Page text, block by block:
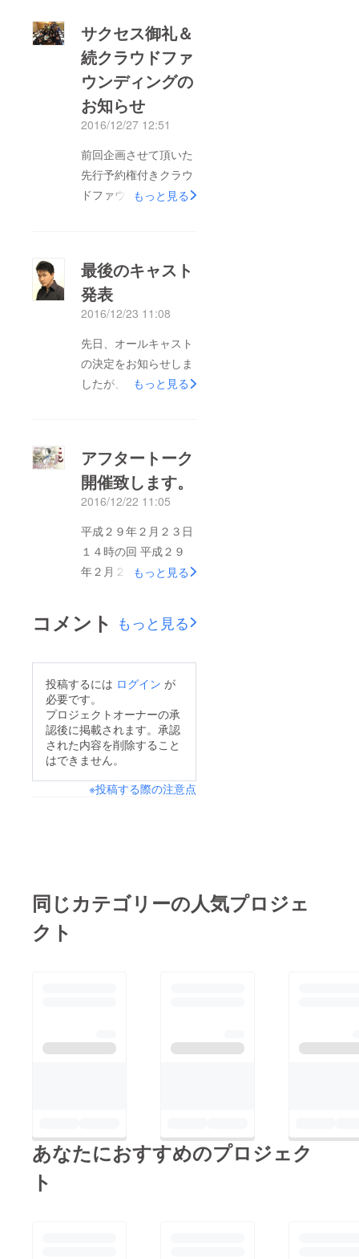
サクセス御礼＆
続クラウドファ
ウンディングの
お知らせ
2016/12/27 12:51
前回企画させて頂いた
先行予約権付きクラウ
ドファウンディングが
先ずは初めての挑戦に
も関わらず多くの皆様
にご協力を頂きました
こと厚く御礼を申し上
げます。 ご好評につ
き、既にＳ席完売は相
次ぎ、一般席を含めて
は、本日より続クラウ
ドファウンディングと
して出演者へ玉寿司の
し入れチケット』や既
に満席となりました日
時も優先的にお席を確
ケット』をリターンと
してご用意しましたク
グを開始致しました
https://camp-
fire.jp/projects/view/17
288 是非ご参加、ご支
援を宜しくお願い申し
もっと見る
最後のキャスト
発表
2016/12/23 11:08
先日、オールキャスト
の決定をお知らせしま
したが、最後のキャス
ン】そして【時空戦士
スピルバン】としてメ
タルヒーローシリーズ
の唯一２作品に主役と
して活躍した渡洋史さ
ん。 キャストの黒田
勇樹さん（【仮面ライ
グレイブ）、キャスト
（【超電子バイオマ
ン】ピンクファイブ）
と戦隊シリーズ、メタ
ルヒーローシリーズ、
仮面ライダーシリーズ
のヒーローたちが揃っ
た舞台となります。
たが、是非皆様のご参
もっと見る
アフタートーク
開催致します。
2016/12/22 11:05
平成２９年２月２３日
１４時の回 平成２９
年２月２４日１４時の
によるアフタートーク
を開催致します。両回
すのは、 鳳恵弥さ
ん・市川美織さんとな
ります。各回の出演者
は順次ご報告いたしま
もっと見る
コメント もっと見る
投稿するには ログイン が
必要です。
プロジェクトオーナーの承
認後に掲載されます。承認
された内容を削除すること
はできません。
※投稿する際の注意点
同じカテゴリーの人気プロジェ
クト
あなたにおすすめのプロジェク
ト